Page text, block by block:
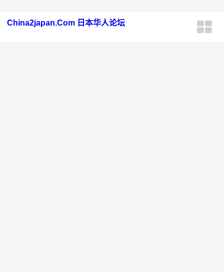
China2japan.Com 日本华人论坛